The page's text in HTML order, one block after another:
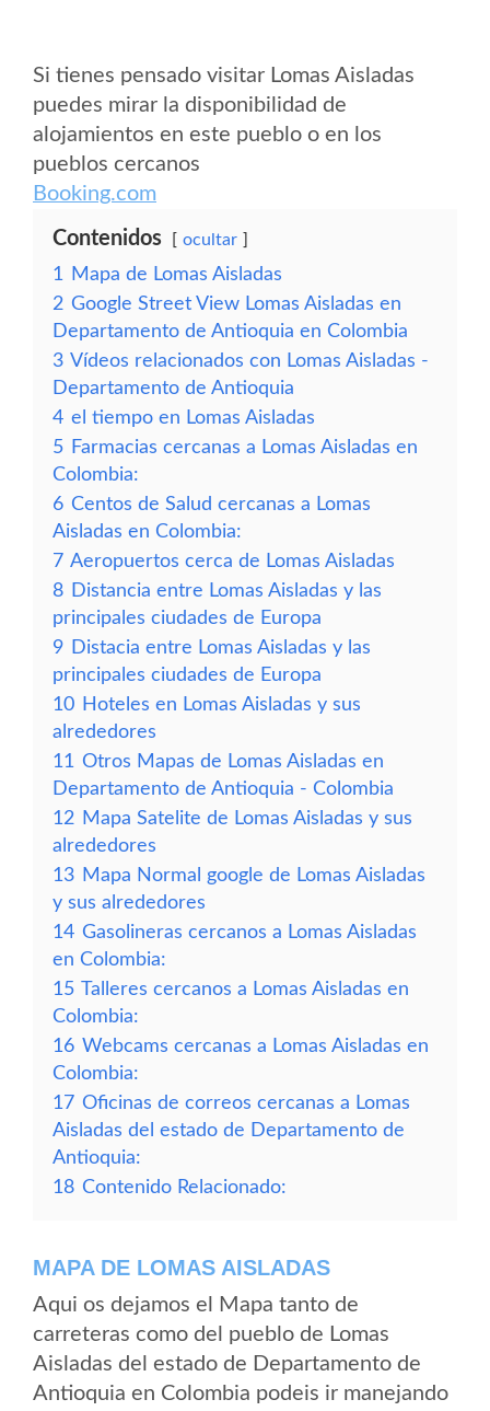
Si tienes pensado visitar Lomas Aisladas
puedes mirar la disponibilidad de
alojamientos en este pueblo o en los
pueblos cercanos
Booking.com
Contenidos ocultar
1
Mapa de Lomas Aisladas
2 Google Street View Lomas Aisladas en
Departamento de Antioquia en Colombia
3 Vídeos relacionados con Lomas Aisladas -
Departamento de Antioquia
4 el tiempo en Lomas Aisladas
5 Farmacias cercanas a Lomas Aisladas en
Colombia:
6 Centos de Salud cercanas a Lomas
Aisladas en Colombia:
7 Aeropuertos cerca de Lomas Aisladas
8 Distancia entre Lomas Aisladas y las
principales ciudades de Europa
9 Distacia entre Lomas Aisladas y las
principales ciudades de Europa
10 Hoteles en Lomas Aisladas y sus
alrededores
11 Otros Mapas de Lomas Aisladas en
Departamento de Antioquia - Colombia
12 Mapa Satelite de Lomas Aisladas y sus
alrededores
13 Mapa Normal google de Lomas Aisladas
y sus alrededores
14 Gasolineras cercanos a Lomas Aisladas
en Colombia:
15 Talleres cercanos a Lomas Aisladas en
Colombia:
16 Webcams cercanas a Lomas Aisladas en
Colombia:
17 Oficinas de correos cercanas a Lomas
Aisladas del estado de Departamento de
Antioquia:
18 Contenido Relacionado:
MAPA DE LOMAS AISLADAS
Aqui os dejamos el Mapa tanto de
carreteras como del pueblo de Lomas
Aisladas del estado de Departamento de
Antioquia en Colombia podeis ir manejando